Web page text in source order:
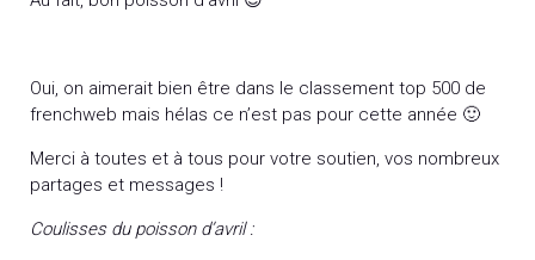
Oui, on aimerait bien être dans le classement top 500 de
frenchweb mais hélas ce n’est pas pour cette année 🙂
Merci à toutes et à tous pour votre soutien, vos nombreux
partages et messages !
Coulisses du poisson d’avril :